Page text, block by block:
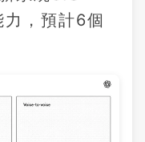
，預計6個